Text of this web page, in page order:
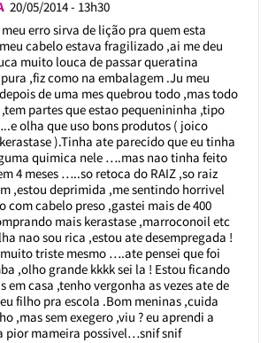
20/05/2014 - 13h30
erro sirva de lição pra quem esta
cabelo estava fragilizado ,ai me deu
muito louca de passar queratina
,fiz como na embalagem .Ju meu
de uma mes quebrou todo ,mas todo
partes que estao pequenininha ,tipo
olha que uso bons produtos ( joico
).Tinha ate parecido que eu tinha
quimica nele ….mas nao tinha feito
4 meses …..so retoca do RAIZ ,so raiz
,estou deprimida ,me sentindo horrivel
com cabelo preso ,gastei mais de 400
mais kerastase ,marroconoil etc
nao sou rica ,estou ate desempregada !
triste mesmo ….ate pensei que foi
,olho grande kkkk sei la ! Estou ficando
em casa ,tenho vergonha as vezes ate de
filho pra escola .Bom meninas ,cuida
,mas sem exegero ,viu ? eu aprendi a
pior mameira possivel…snif snif